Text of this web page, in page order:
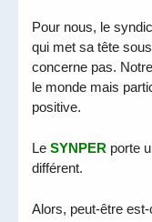
Pour nous, le
qui met sa tête
concerne pas.
le monde mais
positive.
LeSYNPER porte
différent.
Alors, peut-être